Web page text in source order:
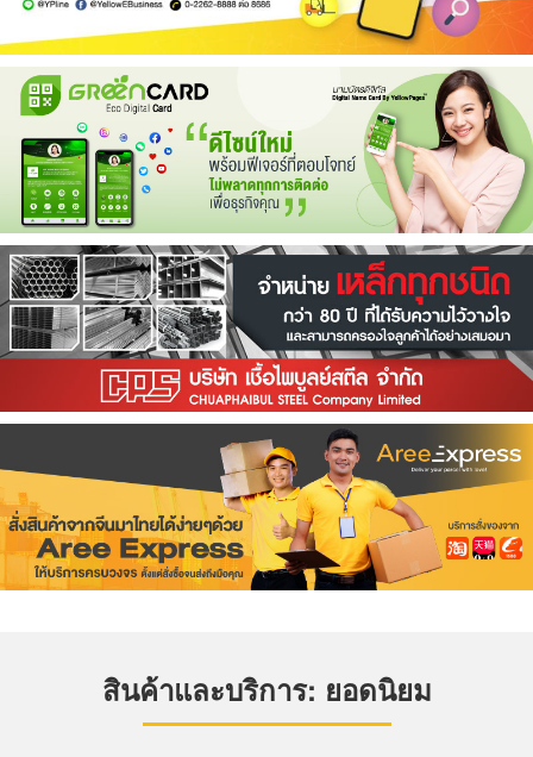
สินค้าและบริการ: ยอดนิยม